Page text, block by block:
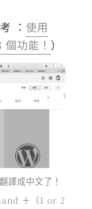
： 使用
功能！ ）
譯成中文了！
＋（1 or 2